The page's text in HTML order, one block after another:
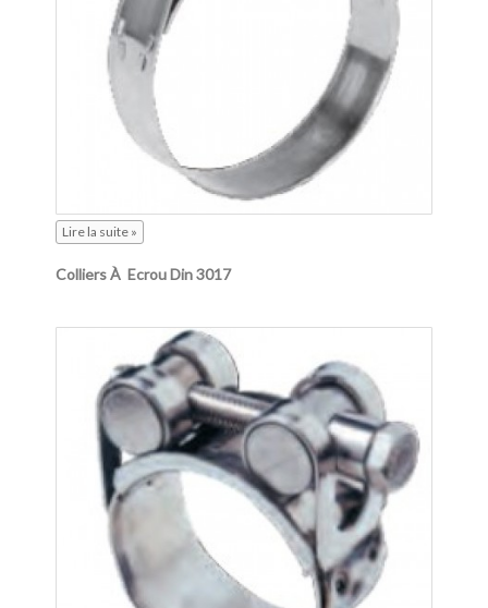
Lire la suite »
Colliers À Ecrou Din 3017